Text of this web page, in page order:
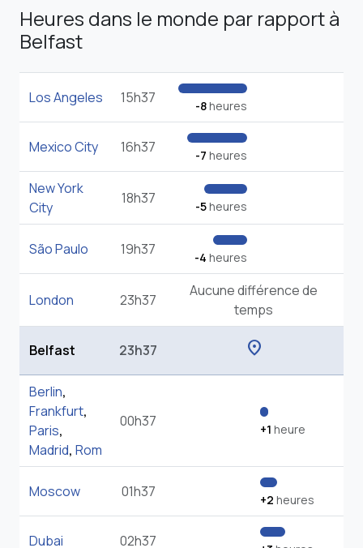
Heures dans le monde par rapport à
Belfast
Los Angeles 15h37 -8heures
Mexico City 16h37 -7 heures
New York
City
18h37 -5heures
São Paulo 19h37 -4 heures
London 23h37
Aucune différence de
temps
Belfast 23h37 location_on
Berlin,
Frankfurt,
Paris,
Madrid, Rom
00h37 +1 heure
Moscow 01h37 +2 heures
Dubai 02h37